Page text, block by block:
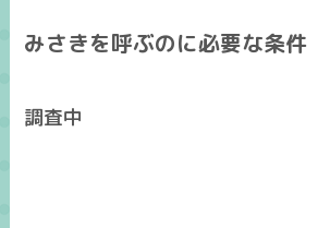
みさきを呼ぶのに必要な条件
調査中